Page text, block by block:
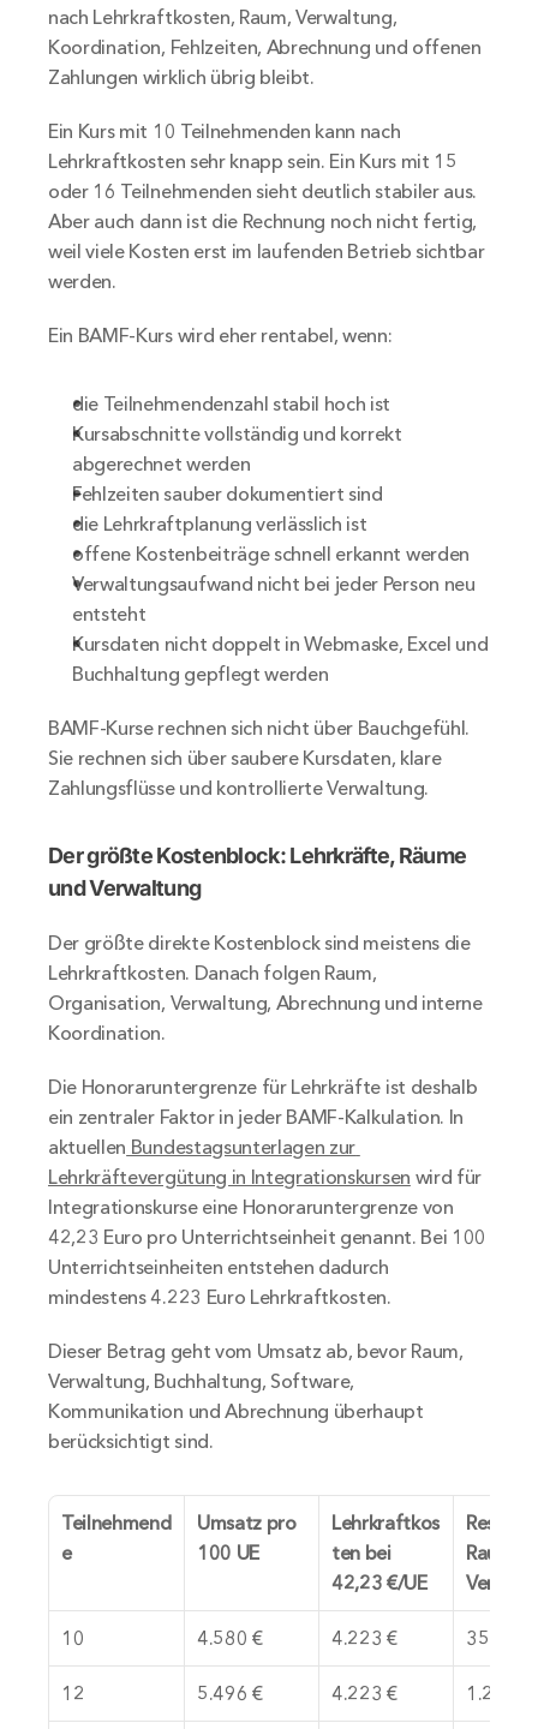
nach Lehrkraftkosten, Raum, Verwaltung,
Koordination, Fehlzeiten, Abrechnung und offenen
Zahlungen wirklich übrig bleibt.
Ein Kurs mit 10 Teilnehmenden kann nach
Lehrkraftkosten sehr knapp sein. Ein Kurs mit 15
oder 16 Teilnehmenden sieht deutlich stabiler aus.
Aber auch dann ist die Rechnung noch nicht fertig,
weil viele Kosten erst im laufenden Betrieb sichtbar
werden.
Ein BAMF-Kurs wird eher rentabel, wenn:
die Teilnehmendenzahl stabil hoch ist
Kursabschnitte vollständig und korrekt
abgerechnet werden
Fehlzeiten sauber dokumentiert sind
die Lehrkraftplanung verlässlich ist
offene Kostenbeiträge schnell erkannt werden
Verwaltungsaufwand nicht bei jeder Person neu
entsteht
Kursdaten nicht doppelt in Webmaske, Excel und
Buchhaltung gepflegt werden
BAMF-Kurse rechnen sich nicht über Bauchgefühl.
Sie rechnen sich über saubere Kursdaten, klare
Zahlungsflüsse und kontrollierte Verwaltung.
Der größte Kostenblock: Lehrkräfte, Räume
und Verwaltung
Der größte direkte Kostenblock sind meistens die
Lehrkraftkosten. Danach folgen Raum,
Organisation, Verwaltung, Abrechnung und interne
Koordination.
Die Honoraruntergrenze für Lehrkräfte ist deshalb
ein zentraler Faktor in jeder BAMF-Kalkulation. In
aktuellen Bundestagsunterlagen zur
Lehrkräftevergütung in Integrationskursen wird für
Integrationskurse eine Honoraruntergrenze von
42,23 Euro pro Unterrichtseinheit genannt. Bei 100
Unterrichtseinheiten entstehen dadurch
mindestens 4.223 Euro Lehrkraftkosten.
Dieser Betrag geht vom Umsatz ab, bevor Raum,
Verwaltung, Buchhaltung, Software,
Kommunikation und Abrechnung überhaupt
berücksichtigt sind.
Teilnehmend
e
Umsatz pro
100 UE
Lehrkraftkos
ten bei
42,23 €/UE
Rest vor
Raum
10 4.580 € 4.223 € 357 €
12 5.496 € 4.223 € 1.273 €